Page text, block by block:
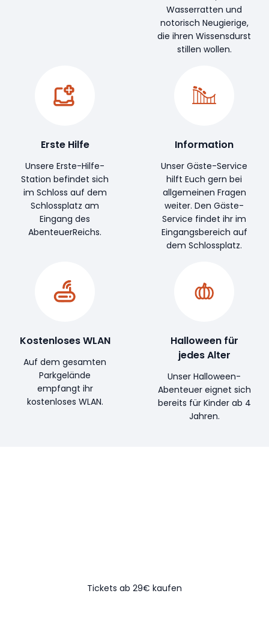
Wasserratten und
notorisch Neugierige,
die ihren Wissensdurst
stillen wollen.
Erste Hilfe
Unsere Erste-Hilfe-
Station befindet sich
im Schloss auf dem
Schlossplatz am
Eingang des
AbenteuerReichs.
Information
Unser Gäste-Service
hilft Euch gern bei
allgemeinen Fragen
weiter. Den Gäste-
Service findet ihr im
Eingangsbereich auf
dem Schlossplatz.
Kostenloses WLAN
Auf dem gesamten
Parkgelände
empfangt ihr
kostenloses WLAN.
Halloween für
jedes Alter
Unser Halloween-
Abenteuer eignet sich
bereits für Kinder ab 4
Jahren.
Tickets ab 29€ kaufen